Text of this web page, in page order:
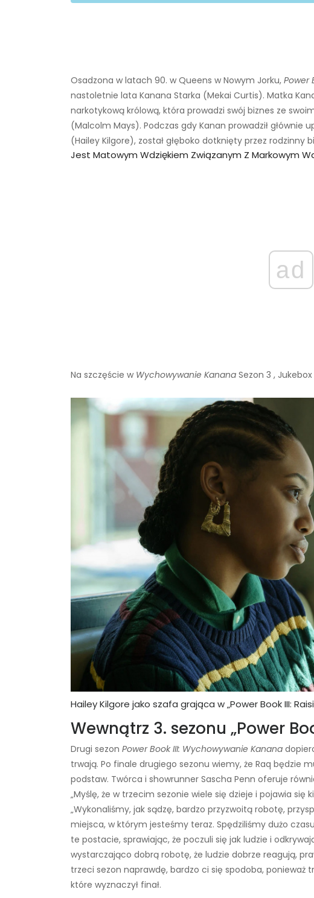
Osadzona w latach 90. w Queens w Nowym Jorku, Power
nastoletnie lata Kanana Starka (Mekai Curtis). Matka
narkotykową królową, która prowadzi swój biznes ze
(Malcolm Mays). Podczas gdy Kanan prowadził głównie
(Hailey Kilgore), został głęboko dotknięty przez rodzinny
Jest Matowym Wdziękiem Związanym Z Markowym
ad
Na szczęście w Wychowywanie Kanana Sezon 3 ,
Hailey Kilgore jako szafa grająca w „Power Book III:
Wewnątrz 3. sezonu „Power
Drugi sezon Power Book III: Wychowywanie Kanana
trwają. Po finale drugiego sezonu wiemy, że Raq będzie
podstaw. Twórca i showrunner Sascha Penn oferuje
„Myślę, że w trzecim sezonie wiele się dzieje i pojawia się
„Wykonaliśmy, jak sądzę, bardzo przyzwoitą robotę,
miejsca, w którym jesteśmy teraz. Spędziliśmy dużo
te postacie, sprawiając, że poczuli się jak ludzie i
wystarczająco dobrą robotę, że ludzie dobrze reagują,
trzeci sezon naprawdę, bardzo ci się spodoba,
które wyznaczył finał.